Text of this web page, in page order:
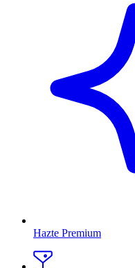
Hazte Premium